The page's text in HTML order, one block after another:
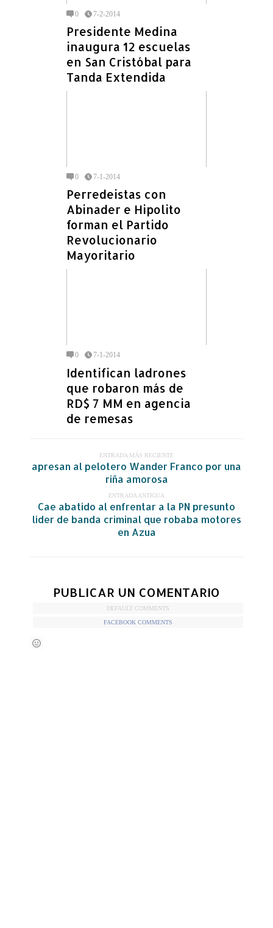
0 7-2-2014
Presidente Medina
inaugura 12 escuelas
en San Cristóbal para
Tanda Extendida
0 7-1-2014
Perredeistas con
Abinader e Hipolito
forman el Partido
Revolucionario
Mayoritario
0 7-1-2014
Identifican ladrones
que robaron más de
RD$ 7 MM en agencia
de remesas
ENTRADA MÁS RECIENTE
apresan al pelotero Wander Franco por una
riña amorosa
ENTRADA ANTIGUA
Cae abatido al enfrentar a la PN presunto
líder de banda criminal que robaba motores
en Azua
PUBLICAR UN COMENTARIO
DEFAULT COMMENTS
FACEBOOK COMMENTS